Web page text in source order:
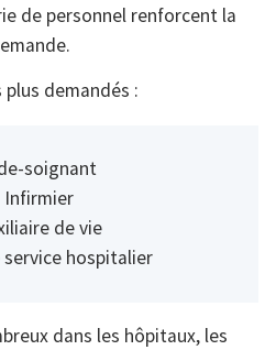
de personnel renforcent la
plus demandés :
soignant
Infirmier
de vie
hospitalier
dans les hôpitaux, les